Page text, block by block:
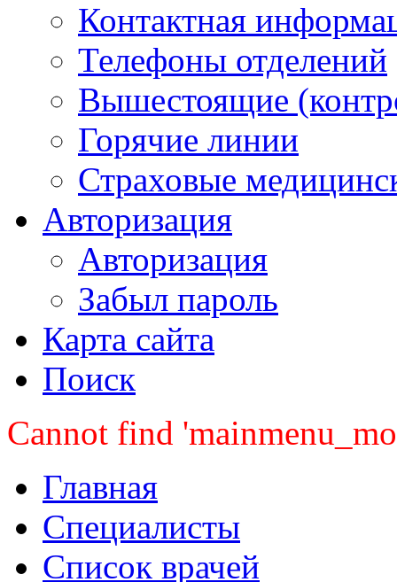
Контактная
Телефоны отделений
Вышестоящие
Горячие линии
Страховые
Авторизация
Авторизация
Забыл пароль
Карта сайта
Поиск
Cannot find
Главная
Специалисты
Список врачей